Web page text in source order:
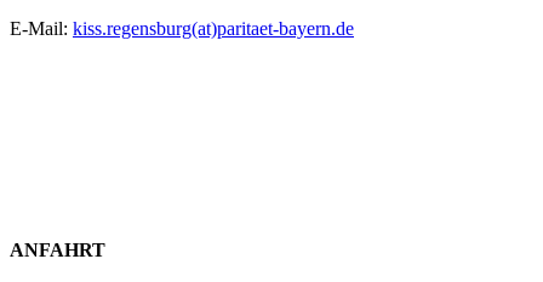
E-Mail: kiss.regensburg(at)paritaet-bayern.de
ANFAHRT